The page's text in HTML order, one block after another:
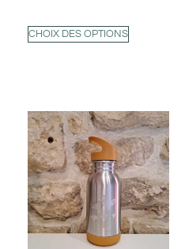
CHOIX DES OPTIONS